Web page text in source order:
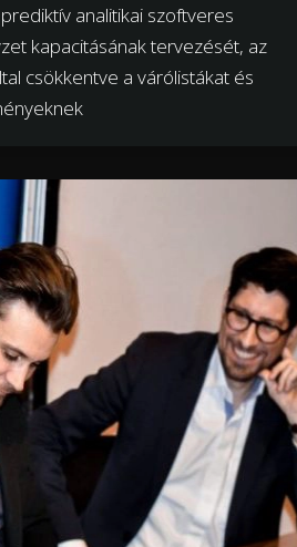
analitikai szoftveres
kapacitásának tervezését, az
csökkentve a várólistákat és